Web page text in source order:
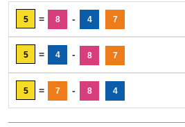
5 = 8 - 4 7
5 = 4 - 8 7
5 = 7 - 8 4